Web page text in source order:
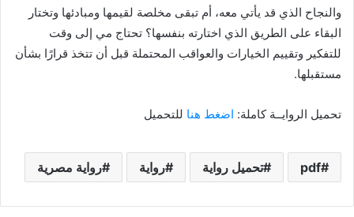
والنجاح الذي قد يأتي معه، أم تبقى مخلصة لقيمها ومبادئها وتختار
البقاء على الطريق الذي اختارته بنفسها؟ تحتاج مي إلى وقت
للتفكير وتقييم الخيارات والعواقب المحتملة قبل أن تتخذ قرارًا بشأن
مستقبلها.
تحميل الروايــة كاملة: اضغط هنا للتحميل
pdf تحميل رواية رواية رواية مصرية